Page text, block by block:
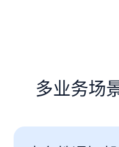
多业务场